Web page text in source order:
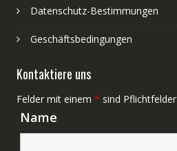
Datenschutz-Bestimmungen
Geschäftsbedingungen
Kontaktiere uns
Felder mit einem * sind Pflichtfelder
Name